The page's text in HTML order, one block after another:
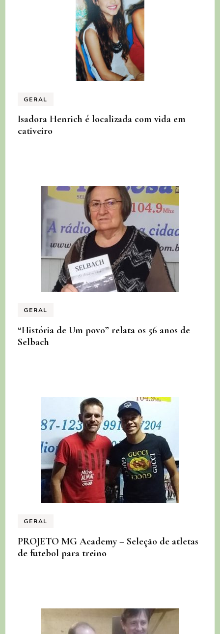
GERAL
Isadora Henrich é localizada com vida em
cativeiro
GERAL
“História de Um povo” relata os 56 anos de
Selbach
GERAL
PROJETO MG Academy – Seleção de atletas
de futebol para treino